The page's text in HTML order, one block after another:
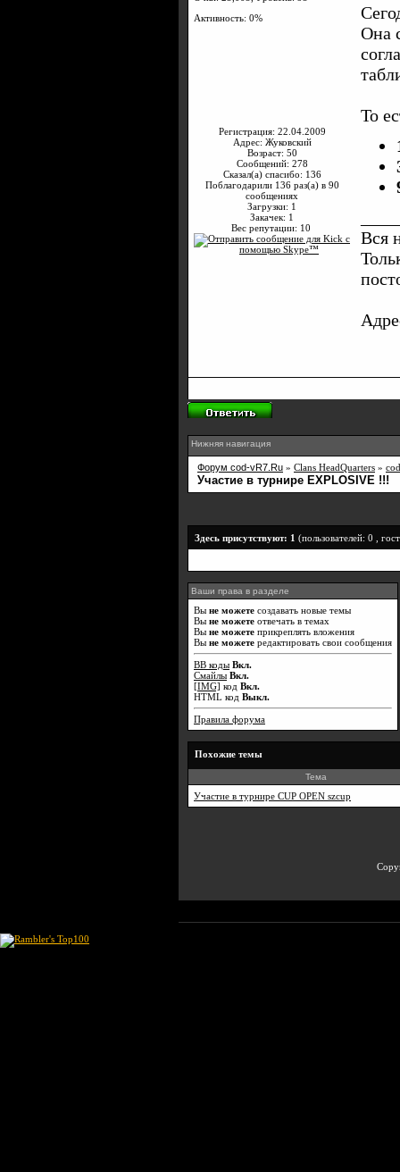
Активность: 0%
Регистрация: 22.04.2009
Адрес: Жуковский
Возраст: 50
Сообщений: 278
Сказал(а) спасибо: 136
Поблагодарили 136 раз(а) в 90
сообщениях
Загрузки: 1
Закачек: 1
Вес репутации: 10
Она
То
Вся
Нижняя навигация
Форум cod-vR7.Ru » Clans HeadQuarters »
Участие в турнире EXPLOSIVE !!!
Здесь присутствуют: 1 (пользователей: 0 ,
Ваши права в разделе
Вы не можете создавать новые темы
Вы не можете отвечать в темах
Вы не можете прикреплять вложения
Вы не можете редактировать свои сообщения
BB коды Вкл.
Смайлы Вкл.
[IMG] код Вкл.
HTML код Выкл.
Правила форума
Похожие темы
Тема
Участие в турнире CUP OPEN szcup